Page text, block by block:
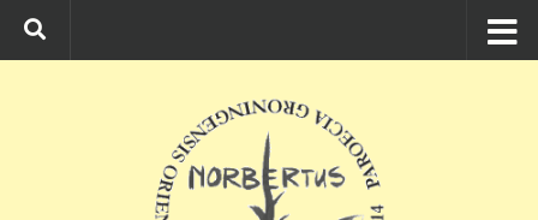
Ga naar de inhoud